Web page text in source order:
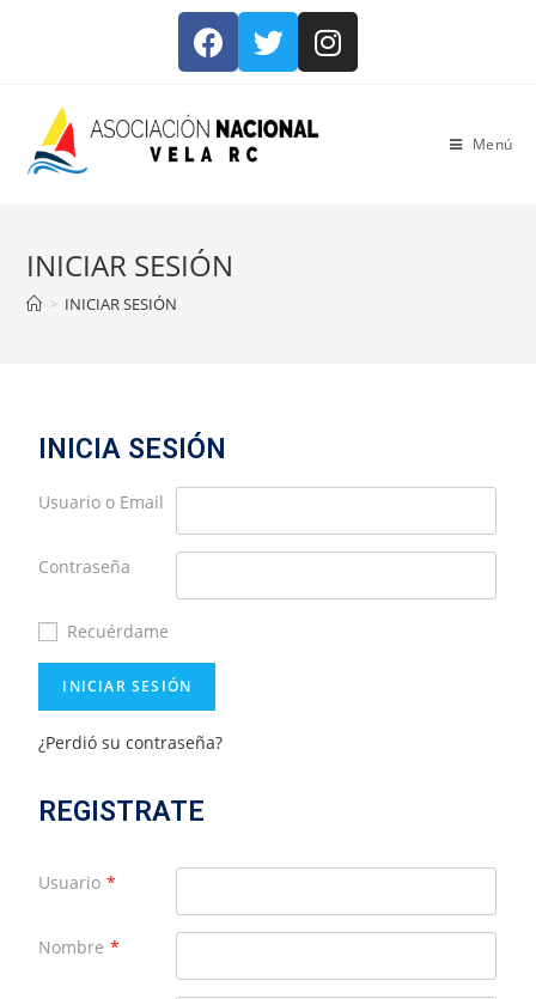
Menú
INICIAR SESIÓN
> INICIAR SESIÓN
INICIA SESIÓN
Usuario o Email
Contraseña
Recuérdame
¿Perdió su contraseña?
REGISTRATE
Usuario *
Nombre *